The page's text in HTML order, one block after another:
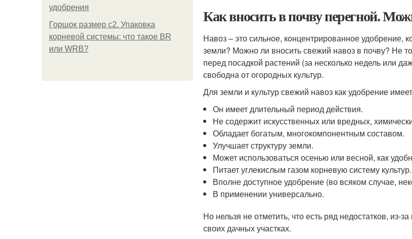
удобрения
Горшок размер с2. Упаковка
корневой системы: что такое BR
или WRB?
Как вносить в почву перегной.
Навоз – это сильное, концентрированное удобрение,
земли? Можно ли вносить свежий навоз в почву? Не
перед посадкой растений (за несколько недель или
свободна от огородных культур.
Для земли и культур свежий навоз как удобрение
Он имеет длительный период действия.
Не содержит искусственных или вредных,
Обладает богатым, многокомпонентным составом.
Улучшает структуру земли.
Может использоваться осенью или весной, как
Питает углекислым газом корневую систему культур.
Вполне доступное удобрение (во всяком случае,
В применении универсально.
Но нельзя не отметить, что есть ряд недостатков, из-
своих дачных участках.